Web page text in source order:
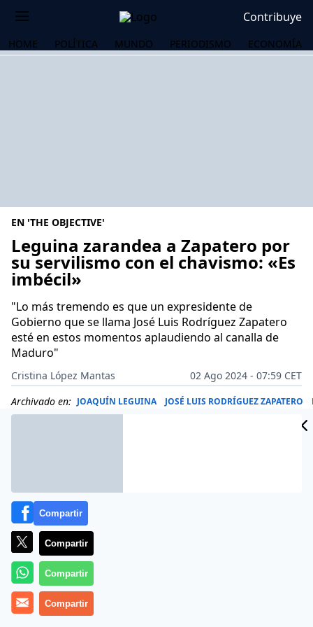
Contribuye
HOME POLÍTICA MUNDO PERIODISMO ECONOMÍA
EN 'THE OBJECTIVE'
Leguina zarandea a Zapatero por
su servilismo con el chavismo: «Es
imbécil»
"Lo más tremendo es que un expresidente de
Gobierno que se llama José Luis Rodríguez Zapatero
esté en estos momentos aplaudiendo al canalla de
Maduro"
Cristina López Mantas
02 Ago 2024 - 07:59 CET
Archivado en: JOAQUÍN LEGUINA JOSÉ LUIS RODRÍGUEZ ZAPATERO
Compartir
Compartir
Compartir
Compartir